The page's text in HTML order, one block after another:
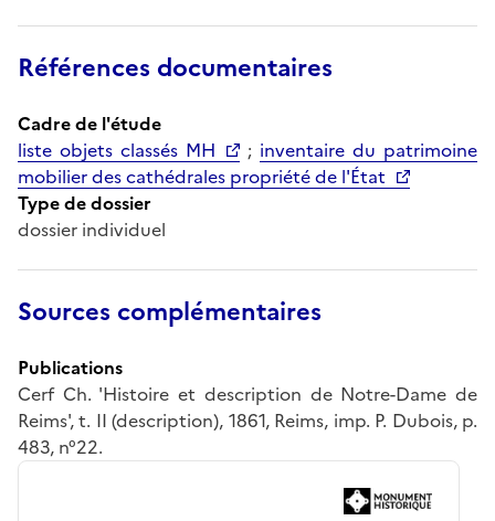
Références documentaires
Cadre de l'étude
liste objets classés MH
; inventaire du patrimoine
mobilier des cathédrales propriété de l'État
Type de dossier
dossier individuel
Sources complémentaires
Publications
Cerf Ch. 'Histoire et description de Notre-Dame de
Reims', t. II (description), 1861, Reims, imp. P. Dubois, p.
483, n°22.